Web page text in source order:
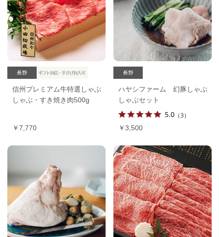
信州プレミアム牛特選しゃぶ
しゃぶ・すき焼き肉500g
￥7,770
ハヤシファーム 幻豚しゃぶ
しゃぶセット
5.0 （3）
￥3,500